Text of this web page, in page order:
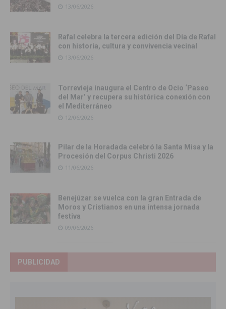
13/06/2026
Rafal celebra la tercera edición del Día de Rafal
con historia, cultura y convivencia vecinal
13/06/2026
Torrevieja inaugura el Centro de Ocio ‘Paseo
del Mar’ y recupera su histórica conexión con
el Mediterráneo
12/06/2026
Pilar de la Horadada celebró la Santa Misa y la
Procesión del Corpus Christi 2026
11/06/2026
Benejúzar se vuelca con la gran Entrada de
Moros y Cristianos en una intensa jornada
festiva
09/06/2026
PUBLICIDAD